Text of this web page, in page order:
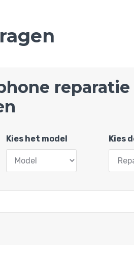
reparatie
Kies het model Kies